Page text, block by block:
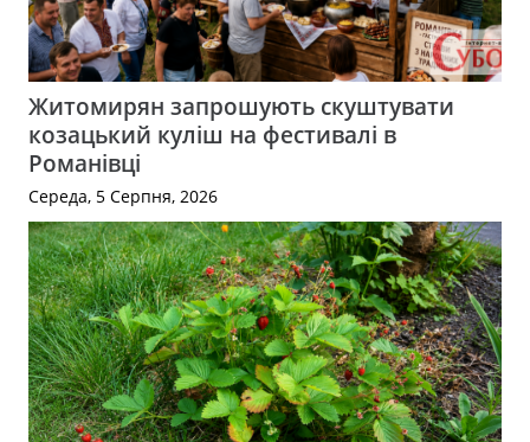
Житомирян запрошують скуштувати
козацький куліш на фестивалі в
Романівці
Середа, 5 Серпня, 2026